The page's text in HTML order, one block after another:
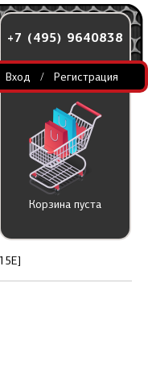
+7 (495) 9640838
Вход / Регистрация
Корзина пуста